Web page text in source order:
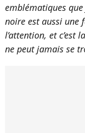
emblématiques que
noire est aussi une
l’attention, et c’est
ne peut jamais se